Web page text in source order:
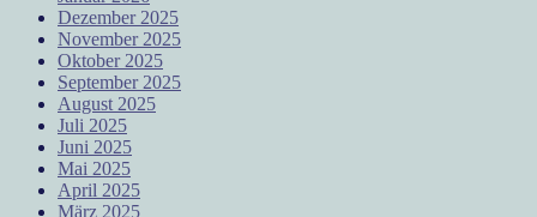
Dezember 2025
November 2025
Oktober 2025
September 2025
August 2025
Juli 2025
Juni 2025
Mai 2025
April 2025
März 2025